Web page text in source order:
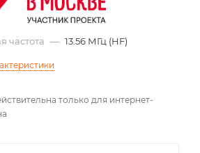
частота — 13.56 МГц (HF)
только для интернет-